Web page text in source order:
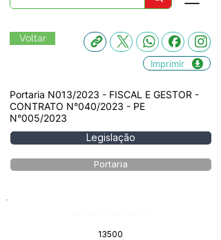
Voltar
Imprimir
Portaria N013/2023 - FISCAL E GESTOR -
CONTRATO N°040/2023 - PE
N°005/2023
Legislação
Portaria
13500